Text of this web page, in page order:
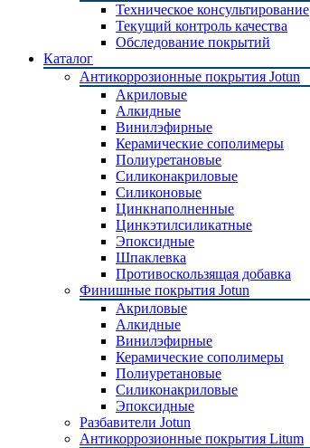
Техническое консультирование
Текущий контроль качества
Обследование покрытий
Каталог
Антикоррозионные покрытия Jotun
Акриловые
Алкидные
Винилэфирные
Керамические сополимеры
Полиуретановые
Силиконакриловые
Силиконовые
Цинкнаполненные
Цинкэтилсиликатные
Эпоксидные
Шпаклевка
Противоскользящая добавка
Финишные покрытия Jotun
Акриловые
Алкидные
Винилэфирные
Керамические сополимеры
Полиуретановые
Силиконакриловые
Эпоксидные
Разбавители Jotun
Антикоррозионные покрытия Litum